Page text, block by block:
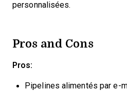
personnalisées.
Pros and Cons
Pros:
Pipelines alimentés par e-